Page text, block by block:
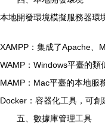
本地開發環境模擬服務器環
XAMPP：集成了Apache、
WAMP：Windows平臺的類
MAMP：Mac平臺的本地服
Docker：容器化工具，可創
五、數據庫管理工具